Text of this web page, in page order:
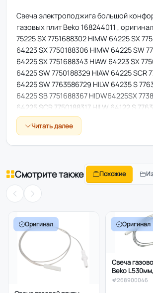
Свеча электроподжига большой
газовых плит Beko 168244011 ,
75225 SX 7751688302 HIMW 64225 SX
64223 SX 7750188306 HIMW 64225 SW
64225 SX 7751688343 HIAW 64223 SX
64225 SW 7750188329 HIAW 64225 SCR
64225 SW 7763586729 HILW 64235 S
64225 SB 7751688367 HIDW64225SX
64225 SCR 7750188317 HILW 64122 S
Читать далее
Смотрите также Похожие
Оригинал Оригинал
Свеча
Beko L530мм,
268900046,
#268900046